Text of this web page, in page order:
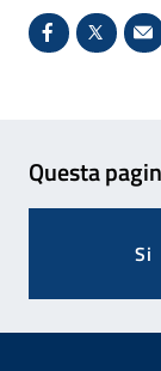
Condividi
X -
Questa
Si